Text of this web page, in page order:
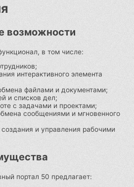
возможности
в том числе:
интерактивного элемента
файлами и документами;
и списков дел;
с задачами и проектами;
сообщениями и мгновенного
и управления рабочими
портал 50 предлагает: